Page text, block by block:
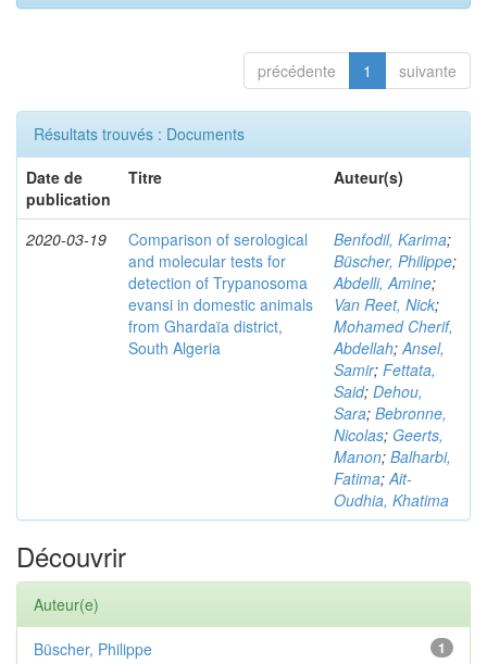
précédente 1 suivante
Résultats trouvés : Documents
Date de
publication
Titre Auteur(s)
2020-03-19
Comparison of serological
and molecular tests for
detection of Trypanosoma
evansi in domestic animals
from Ghardaïa district,
South Algeria
Benfodil, Karima;
Büscher, Philippe;
Abdelli, Amine;
Van Reet, Nick;
Mohamed Cherif,
Abdellah;Ansel,
Samir; Fettata,
Said; Dehou,
Sara; Bebronne,
Nicolas; Geerts,
Manon; Balharbi,
Fatima;Ait-
Oudhia, Khatima
Découvrir
Auteur(e)
1
Büscher, Philippe